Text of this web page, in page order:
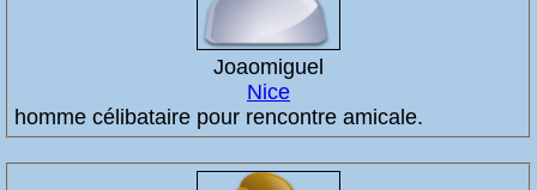
Joaomiguel
Nice
homme célibataire pour rencontre amicale.